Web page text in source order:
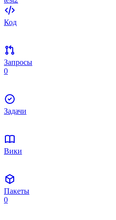
Код
Запросы
0
Задачи
Вики
Пакеты
0